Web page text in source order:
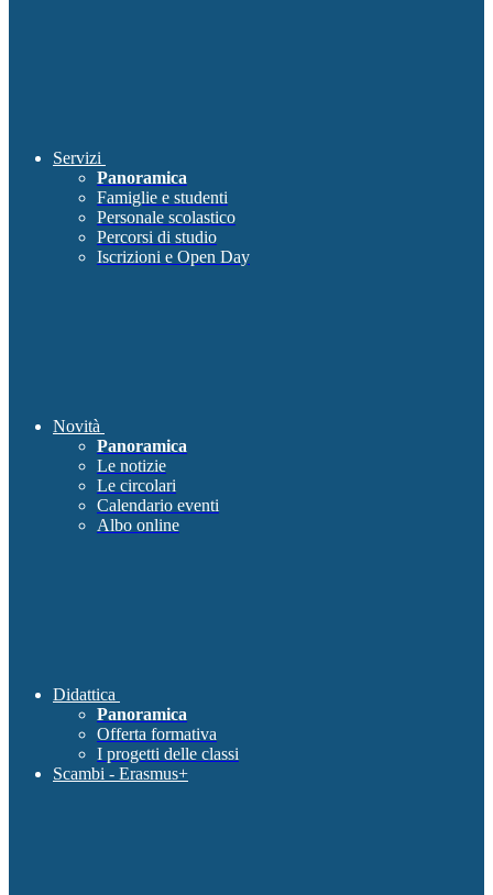
Servizi
Panoramica
Famiglie e studenti
Personale scolastico
Percorsi di studio
Iscrizioni e Open Day
Novità
Panoramica
Le notizie
Le circolari
Calendario eventi
Albo online
Didattica
Panoramica
Offerta formativa
I progetti delle classi
Scambi - Erasmus+